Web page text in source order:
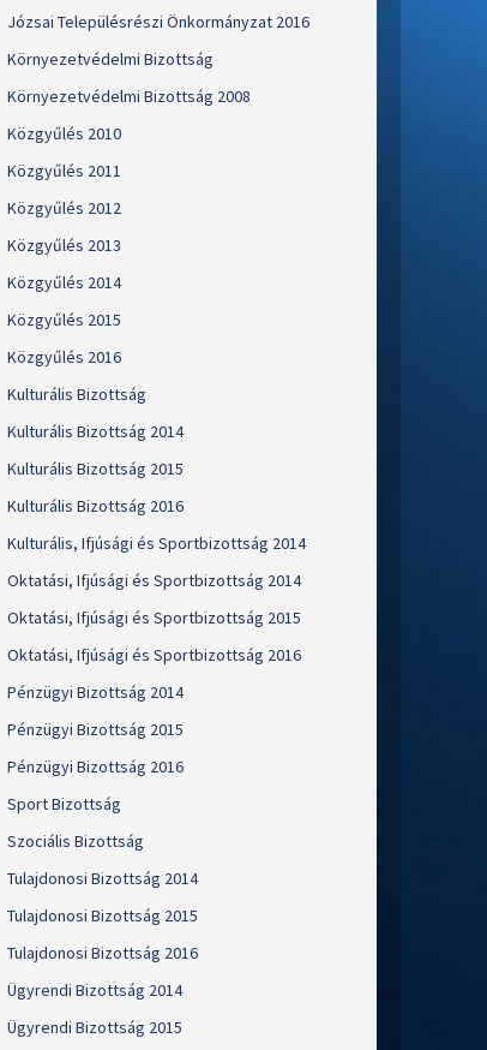
Józsai Településrészi Önkormányzat 2016
Környezetvédelmi Bizottság
Környezetvédelmi Bizottság 2008
Közgyűlés 2010
Közgyűlés 2011
Közgyűlés 2012
Közgyűlés 2013
Közgyűlés 2014
Közgyűlés 2015
Közgyűlés 2016
Kulturális Bizottság
Kulturális Bizottság 2014
Kulturális Bizottság 2015
Kulturális Bizottság 2016
Kulturális, Ifjúsági és Sportbizottság 2014
Oktatási, Ifjúsági és Sportbizottság 2014
Oktatási, Ifjúsági és Sportbizottság 2015
Oktatási, Ifjúsági és Sportbizottság 2016
Pénzügyi Bizottság 2014
Pénzügyi Bizottság 2015
Pénzügyi Bizottság 2016
Sport Bizottság
Szociális Bizottság
Tulajdonosi Bizottság 2014
Tulajdonosi Bizottság 2015
Tulajdonosi Bizottság 2016
Ügyrendi Bizottság 2014
Ügyrendi Bizottság 2015